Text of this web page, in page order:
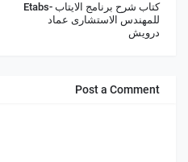
كتاب شرح برنامج الايتاب -Etabs
للمهندس الاستشارى عماد
درويش
Post a Comment